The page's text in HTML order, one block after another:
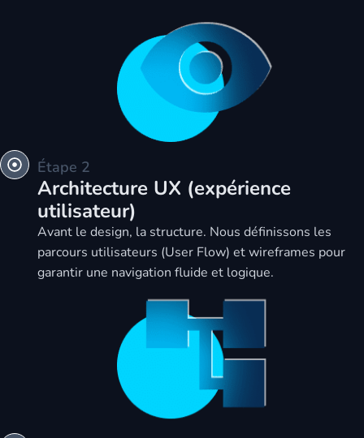
Étape 2
Architecture UX (expérience
utilisateur)
Avant le design, la structure. Nous définissons les
parcours utilisateurs (User Flow) et wireframes pour
garantir une navigation fluide et logique.